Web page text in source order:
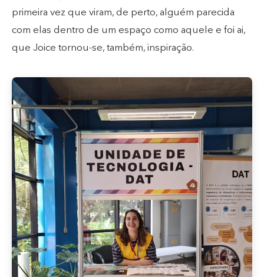
primeira vez que viram, de perto, alguém parecida
com elas dentro de um espaço como aquele e foi ai,
que Joice tornou-se, também, inspiração.